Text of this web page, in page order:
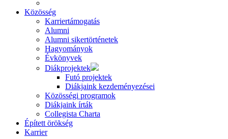
Közösség
Karriertámogatás
Alumni
Alumni sikertörténetek
Hagyományok
Évkönyvek
Diákprojektek
Futó projektek
Diákjaink kezdeményezései
Közösségi programok
Diákjaink írták
Collegista Charta
Épített örökség
Karrier